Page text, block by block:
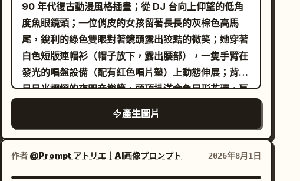
90 年代復古動漫風格插畫；從 DJ 台向上仰望的低角
度魚眼鏡頭；一位俏皮的女孩留著長長的灰棕色高馬
尾，銳利的綠色雙眼對著鏡頭露出狡黠的微笑；她穿著
白色短版連帽衫（帽子放下，露出腰部），一隻手臂在
發光的唱盤設備（配有紅色唱片墊）上動態伸展；背景
是星光熠熠的夜間音樂節，頭頂掛滿金色星形花環，巨
大的彩色煙火在空中綻放，呈現洋紅色、綠色與橙色，
遠處還有城市燈火與散景效果的摩天輪；大膽的平塗色
塊，運用深紅、海軍藍、青色與亮粉色；強烈的紅色輪
廓光突顯她的臉龐與白色連帽衫；線條粗獷清晰；絲網
印刷質感；動態荷蘭式傾斜構圖；1980 年代城市流行
產生圖片
作者 @Prompt アトリエ｜AI画像プロンプト 2026年8月1日